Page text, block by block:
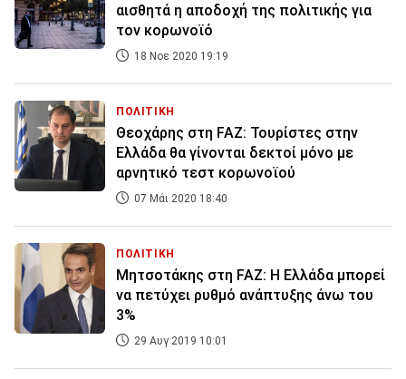
αισθητά η αποδοχή της πολιτικής για
τον κορωνοϊό
18 Νοε 2020 19:19
ΠΟΛΙΤΙΚΗ
Θεοχάρης στη FAZ: Τουρίστες στην
Ελλάδα θα γίνονται δεκτοί μόνο με
αρνητικό τεστ κορωνοϊού
07 Μάι 2020 18:40
ΠΟΛΙΤΙΚΗ
Μητσοτάκης στη FAZ: Η Ελλάδα μπορεί
να πετύχει ρυθμό ανάπτυξης άνω του
3%
29 Αυγ 2019 10:01